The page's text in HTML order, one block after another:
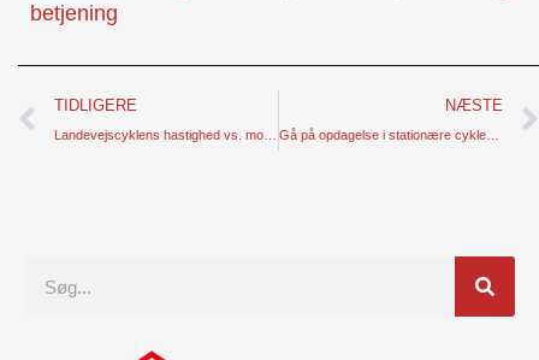
betjening
Prev
TIDLIGERE NÆSTE